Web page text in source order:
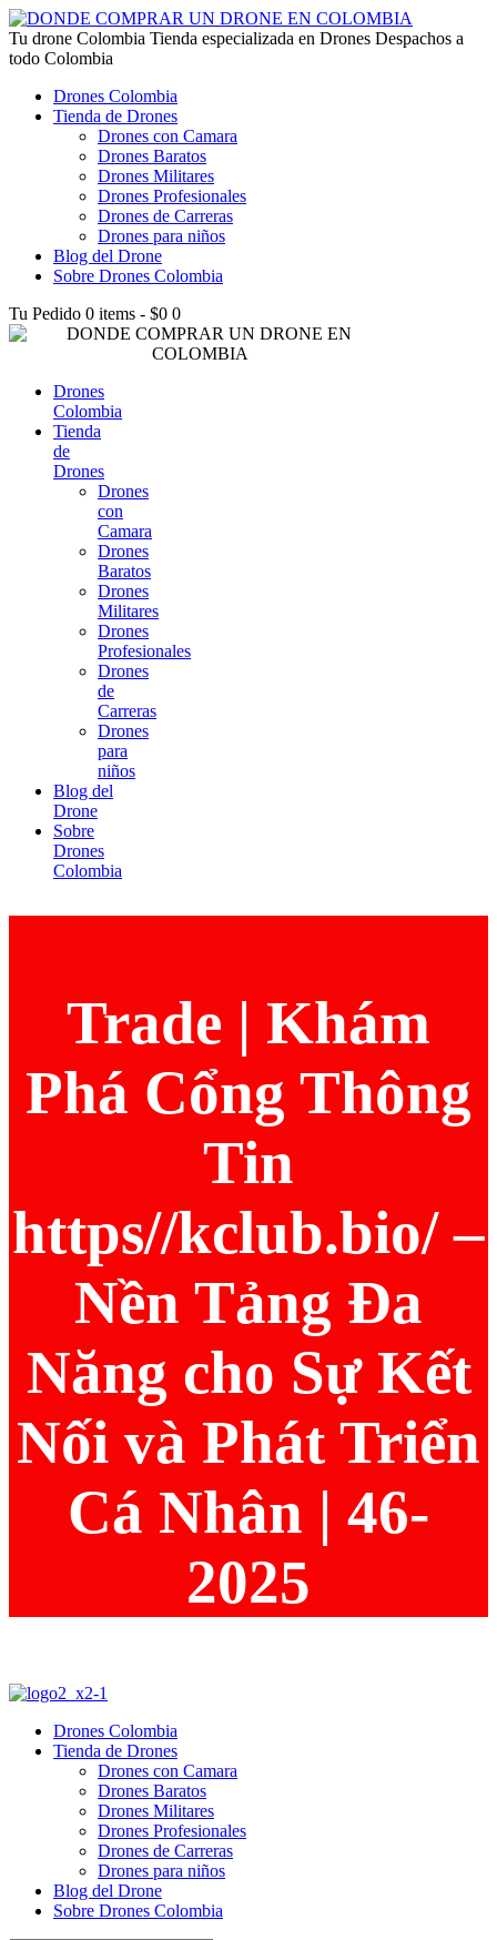
Tu drone Colombia Tienda especializada en Drones Despachos a
todo Colombia
Drones Colombia
Tienda de Drones
Drones con Camara
Drones Baratos
Drones Militares
Drones Profesionales
Drones de Carreras
Drones para niños
Blog del Drone
Sobre Drones Colombia
Tu Pedido 0 items - $0 0
Drones
Colombia
Tienda
de
Drones
Drones
con
Camara
Drones
Baratos
Drones
Militares
Drones
Profesionales
Drones
de
Carreras
Drones
para
niños
Blog del
Drone
Sobre
Drones
Colombia
Trade | Khám
Phá Cổng Thông
Tin
https//kclub.bio/ –
Nền Tảng Đa
Năng cho Sự Kết
Nối và Phát Triển
Cá Nhân | 46-
2025
Drones Colombia
Tienda de Drones
Drones con Camara
Drones Baratos
Drones Militares
Drones Profesionales
Drones de Carreras
Drones para niños
Blog del Drone
Sobre Drones Colombia